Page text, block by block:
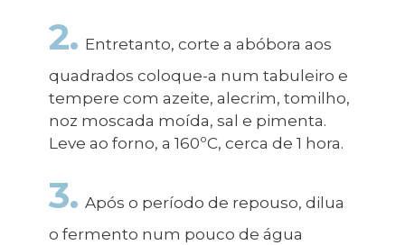
2. Entretanto, corte a abóbora aos
quadrados coloque-a num tabuleiro e
tempere com azeite, alecrim, tomilho,
noz moscada moída, sal e pimenta.
Leve ao forno, a 160ºC, cerca de 1 hora.
3. Após o período de repouso, dilua
o fermento num pouco de água